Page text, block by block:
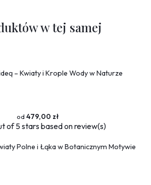
w tej samej
– Kwiaty i Krople Wody w Naturze
479,00 zł
of 5 stars based onreview(s)
Polne i Łąka w Botanicznym Motywie